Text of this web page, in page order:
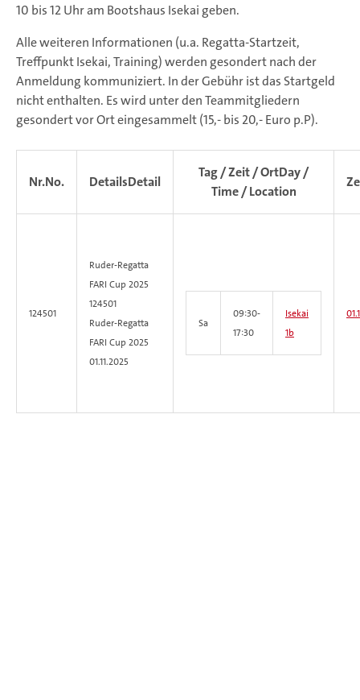
10 bis 12 Uhr am Bootshaus Isekai geben.
Alle weiteren Informationen (u.a. Regatta-Startzeit,
Treffpunkt Isekai, Training) werden gesondert nach der
Anmeldung kommuniziert. In der Gebühr ist das Startgeld
nicht enthalten. Es wird unter den Teammitgliedern
gesondert vor Ort eingesammelt (15,- bis 20,- Euro p.P).
Nr.No. DetailsDetail
Tag / Zeit / OrtDay /
Time / Location
124501
Ruder-Regatta
FARI Cup 2025
124501
Ruder-Regatta
FARI Cup 2025
01.11.2025
Sa
09:30-
17:30
Isekai
1b